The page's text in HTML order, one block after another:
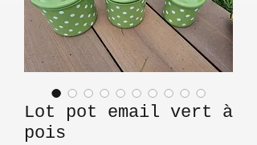
Lot pot email vert à
pois